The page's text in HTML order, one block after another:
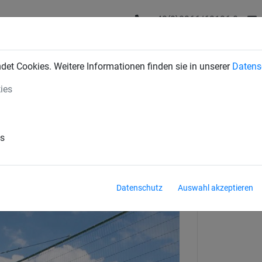
Cookies. Weitere Informationen finden sie in unserer
Datenschutz Auswahl akzeptieren
+43(0)2266/62126-0
BAUSCHUTZNETZE SPORTNETZE